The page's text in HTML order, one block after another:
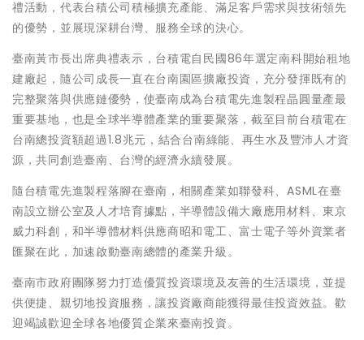
禮活動，代表台積公司積極擴充產能、滿足客戶需求與技術領先
的優勢，並展現深耕台灣、服務全球的決心。
臺南黃市長出席典禮表示，台積電自民國86年選定南科開始租地
建廠起，隨公司成長一直在台南園區擴廠投資，充分發揮既有的
完整聚落與供應鏈優勢，使臺南成為台積電先進製程晶圓量產最
重要基地，也是全球半導體產業的重要聚落，截至目前台積電在
台南總投資額超過1.8兆元，結合台南綠能、再生水及豐沛人才資
源，共同創造臺南、台灣的經濟永續發展。
隨台積電先進製程落腳在臺南，相關產業如聯發科、ASML在臺
南設立辦公室及人才培育據點，半導體設備大廠應用材料、東京
威力科創，和半導體材料供應商昭和電工、富士電子等外資業者
匯聚在此，加速啟動臺南總體的產業升級。
臺南市政府團隊努力打造優質投資環境及友善的生活環境，並提
供便捷、親切地投資服務，讓投資廠商能獲得最佳投資效益。歡
迎竭誠歡迎全球各地優質企業來臺南投資。